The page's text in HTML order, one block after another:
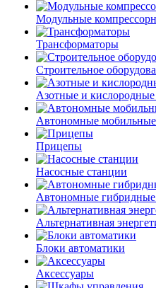
Модульные
Трансформаторы
Строительное
Азотные и
Автономные
Прицепы
Насосные станции
Автономные гибридные
Альтернативная
Блоки автоматики
Аксессуары